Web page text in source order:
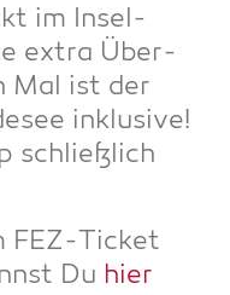
im Insel­
extra Über­
Mal ist der
inklu­si­ve!
schließ­lich
FEZ-Ticket
Du hier